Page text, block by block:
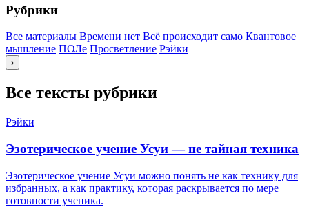
Рубрики
Все материалы Времени нет Всё происходит само Квантовое
мышление ПОЛе Просветление Рэйки
›
Все тексты рубрики
Рэйки
Эзотерическое учение Усуи — не тайная техника
Эзотерическое учение Усуи можно понять не как технику для
избранных, а как практику, которая раскрывается по мере
готовности ученика.